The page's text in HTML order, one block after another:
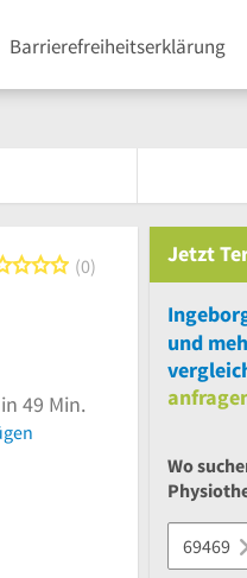
Barrierefreiheitserklärung
0 von 5 Sternen
0
49 Min.
Jetzt
und
Wo